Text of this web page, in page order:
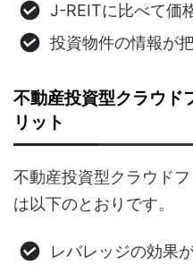
J-REITに比べて価
投資物件の情報が
不動産投資型クラウド
リット
不動産投資型クラウド
は以下のとおりです。
レバレッジの効果